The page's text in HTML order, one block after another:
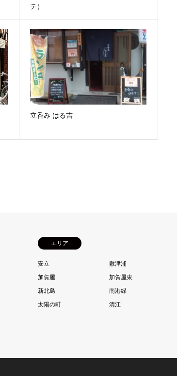
テ）
立呑み はる吉
エリア
安立 敷津浦
加賀屋
加賀屋東
新北島
南港緑
太陽の町
清江